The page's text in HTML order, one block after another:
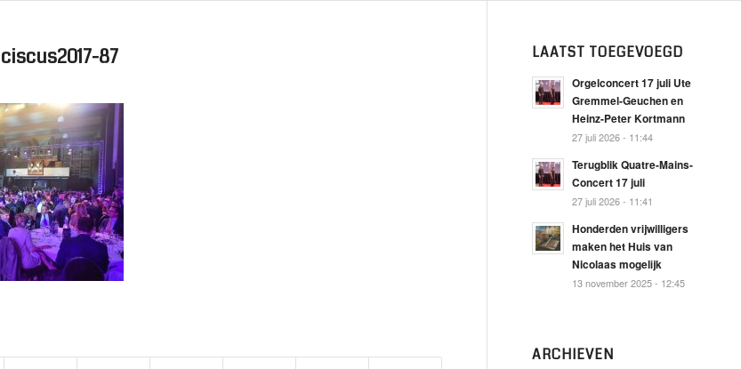
87 LAATST TOEGEVOEGD
Orgelconcert 17 juli Ute
Gremmel-Geuchen en
Heinz-Peter Kortmann
27 juli 2026 - 11:44
Terugblik Quatre-Mains-
Concert 17 juli
27 juli 2026 - 11:41
Honderden vrijwilligers
maken het Huis van
Nicolaas mogelijk
13 november 2025 - 12:45
ARCHIEVEN